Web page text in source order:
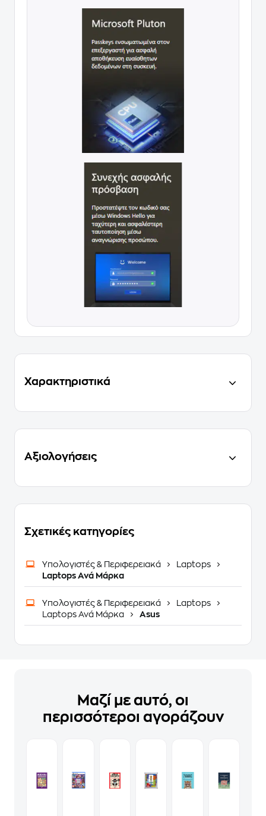
Χαρακτηριστικά
Αξιολογήσεις
Σχετικές κατηγορίες
Υπολογιστές & Περιφερειακά
Laptops
Laptops Ανά Μάρκα
Υπολογιστές & Περιφερειακά
Laptops
Laptops Ανά Μάρκα
Asus
Μαζί με αυτό, οι
περισσότεροι αγοράζουν